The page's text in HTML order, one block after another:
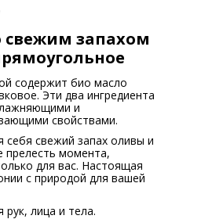
запахом
содержит био масло
Эти два ингредиента
и
свойствами.
себя свежий запах оливы и
прелесть момента,
для вас. Настоящая
с природой для вашей
рук, лица и тела.